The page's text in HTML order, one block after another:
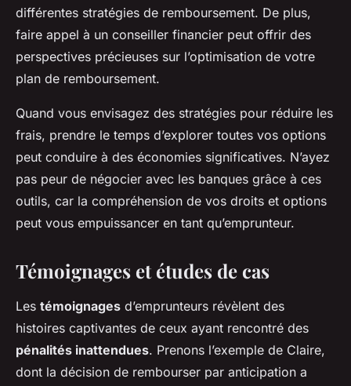
différentes stratégies de remboursement. De plus,
faire appel à un conseiller financier peut offrir des
perspectives précieuses sur l’optimisation de votre
plan de remboursement.
Quand vous envisagez des stratégies pour réduire les
frais, prendre le temps d’explorer toutes vos options
peut conduire à des économies significatives. N’ayez
pas peur de négocier avec les banques grâce à ces
outils, car la compréhension de vos droits et options
peut vous empuissancer en tant qu’emprunteur.
Témoignages et études de cas
Les témoignages d’emprunteurs révèlent des
histoires captivantes de ceux ayant rencontré des
pénalités inattendues. Prenons l’exemple de Claire,
dont la décision de rembourser par anticipation a